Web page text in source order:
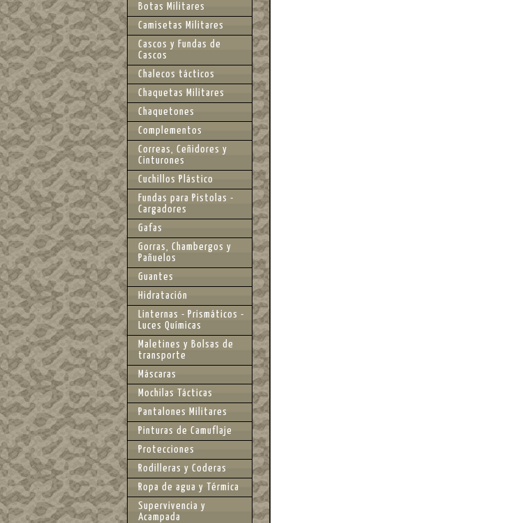
Botas Militares
Camisetas Militares
Cascos y Fundas de
Cascos
Chalecos tácticos
Chaquetas Militares
Chaquetones
Complementos
Correas, Ceñidores y
Cinturones
Cuchillos Plástico
Fundas para Pistolas -
Cargadores
Gafas
Gorras, Chambergos y
Pañuelos
Guantes
Hidratación
Linternas - Prismáticos -
Luces Químicas
Maletines y Bolsas de
transporte
Máscaras
Mochilas Tácticas
Pantalones Militares
Pinturas de Camuflaje
Protecciones
Rodilleras y Coderas
Ropa de agua y Térmica
Supervivencia y
Acampada